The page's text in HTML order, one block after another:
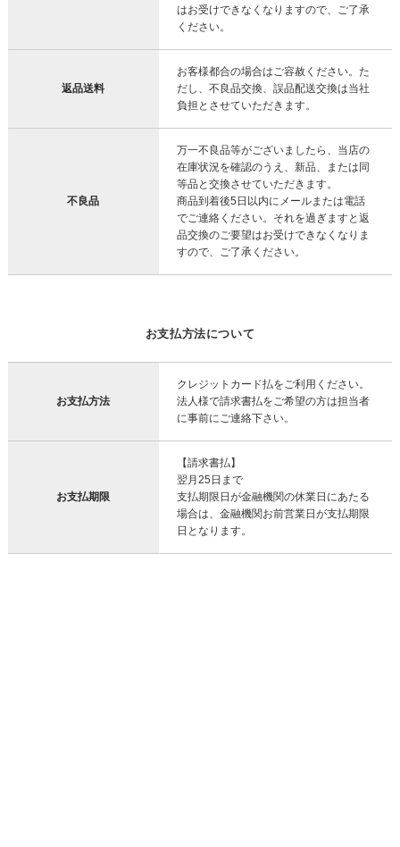
はお受けできなくなりますので、ご了承
ください。
返品送料
お客様都合の場合はご容赦ください。た
だし、不良品交換、誤品配送交換は当社
負担とさせていただきます。
不良品
万一不良品等がございましたら、当店の
在庫状況を確認のうえ、新品、または同
等品と交換させていただきます。
商品到着後5日以内にメールまたは電話
でご連絡ください。それを過ぎますと返
品交換のご要望はお受けできなくなりま
すので、ご了承ください。
お支払方法について
お支払方法
クレジットカード払をご利用ください。
法人様で請求書払をご希望の方は担当者
に事前にご連絡下さい。
お支払期限
【請求書払】
翌月25日まで
支払期限日が金融機関の休業日にあたる
場合は、金融機関お前営業日が支払期限
日となります。